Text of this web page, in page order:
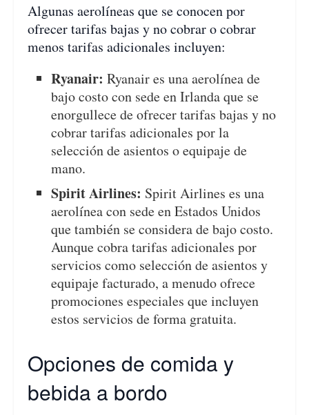
Algunas aerolíneas que se conocen por
ofrecer tarifas bajas y no cobrar o cobrar
menos tarifas adicionales incluyen:
Ryanair: Ryanair es una aerolínea de
bajo costo con sede en Irlanda que se
enorgullece de ofrecer tarifas bajas y no
cobrar tarifas adicionales por la
selección de asientos o equipaje de
mano.
Spirit Airlines: Spirit Airlines es una
aerolínea con sede en Estados Unidos
que también se considera de bajo costo.
Aunque cobra tarifas adicionales por
servicios como selección de asientos y
equipaje facturado, a menudo ofrece
promociones especiales que incluyen
estos servicios de forma gratuita.
Opciones de comida y
bebida a bordo